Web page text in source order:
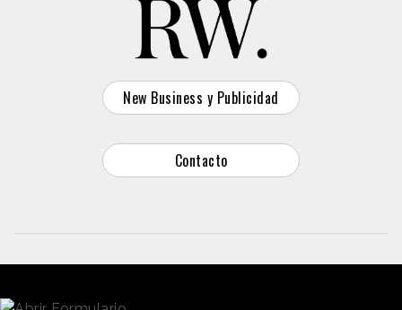
New Business y Publicidad
Contacto
© 2026 Reason Why
Dirección: